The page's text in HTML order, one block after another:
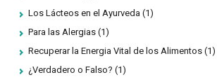
Los Lácteos en el Ayurveda (1)
Para las Alergias (1)
Recuperar la Energia Vital de los Alimentos (1)
¿Verdadero o Falso? (1)